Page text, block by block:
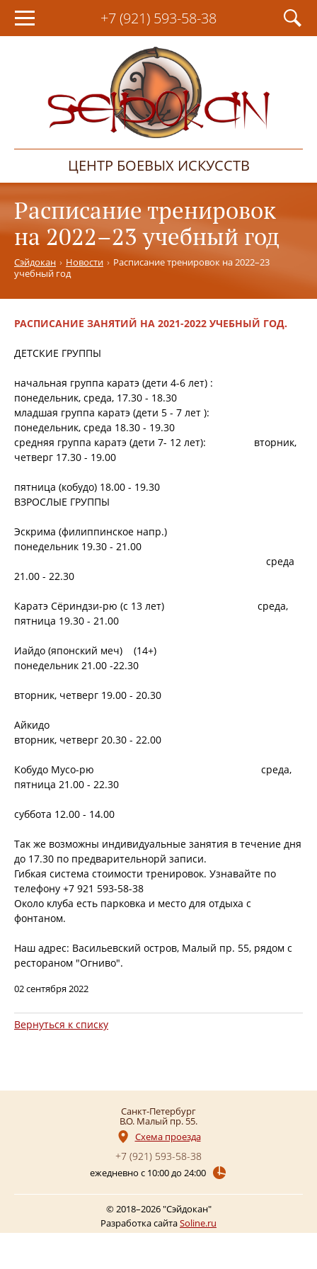
+7 (921) 593-58-38
ЦЕНТР БОЕВЫХ ИСКУССТВ
Расписание тренировок
на 2022–23 учебный год
Сэйдокан Новости
Расписание тренировок на 2022–23
учебный год
РАСПИСАНИЕ ЗАНЯТИЙ НА 2021-2022 УЧЕБНЫЙ ГОД.
ДЕТСКИЕ ГРУППЫ
начальная группа каратэ (дети 4-6 лет) :
понедельник, среда, 17.30 - 18.30
младшая группа каратэ (дети 5 - 7 лет ):
понедельник, среда 18.30 - 19.30
средняя группа каратэ (дети 7- 12 лет): вторник,
четверг 17.30 - 19.00
пятница (кобудо) 18.00 - 19.30
ВЗРОСЛЫЕ ГРУППЫ
Эскрима (филиппинское напр.)
понедельник 19.30 - 21.00
среда
21.00 - 22.30
Каратэ Сёриндзи-рю (с 13 лет) среда,
пятница 19.30 - 21.00
Иайдо (японский меч) (14+)
понедельник 21.00 -22.30
вторник, четверг 19.00 - 20.30
Айкидо
вторник, четверг 20.30 - 22.00
Кобудо Мусо-рю среда,
пятница 21.00 - 22.30
суббота 12.00 - 14.00
Так же возможны индивидуальные занятия в течение дня
до 17.30 по предварительнорй записи.
Гибкая система стоимости тренировок. Узнавайте по
телефону +7 921 593-58-38
Около клуба есть парковка и место для отдыха с
фонтаном.
Наш адрес: Васильевский остров, Малый пр. 55, рядом с
рестораном "Огниво".
02 сентября 2022
Вернуться к списку
Санкт-Петербург
В.О. Малый пр. 55
Схема проезда
+7 (921) 593-58-38
ежедневно с 10:00 до 24:00
© 2018–2026 "Сэйдокан"
Разработка сайтаSoline.ru